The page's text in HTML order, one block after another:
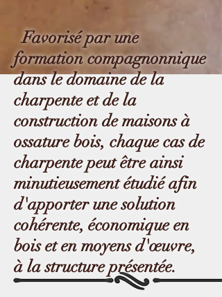
Favorisé par une
formation compagnonnique
dans le domaine de la
charpente et de la
construction de maisons à
ossature bois, chaque cas de
charpente peut être ainsi
minutieusement étudié afin
d'apporter une solution
cohérente, économique en
bois et en moyens d'œuvre,
à la structure présentée.